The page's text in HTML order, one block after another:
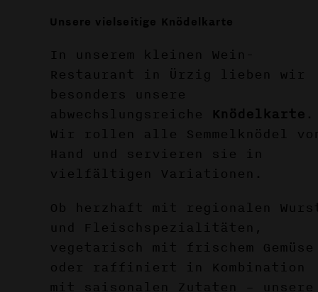
Unsere vielseitige Knödelkarte
In unserem kleinen Wein-
Restaurant in Ürzig lieben wir
besonders unsere
abwechslungsreiche
Knödelkarte .
Wir rollen alle Semmelknödel
Hand und servieren sie in
vielfältigen Variationen.
Ob herzhaft mit regionalen
und Fleischspezialitäten,
vegetarisch mit frischem Gemüse
oder raffiniert in Kombination
mit saisonalen Zutaten – unsere